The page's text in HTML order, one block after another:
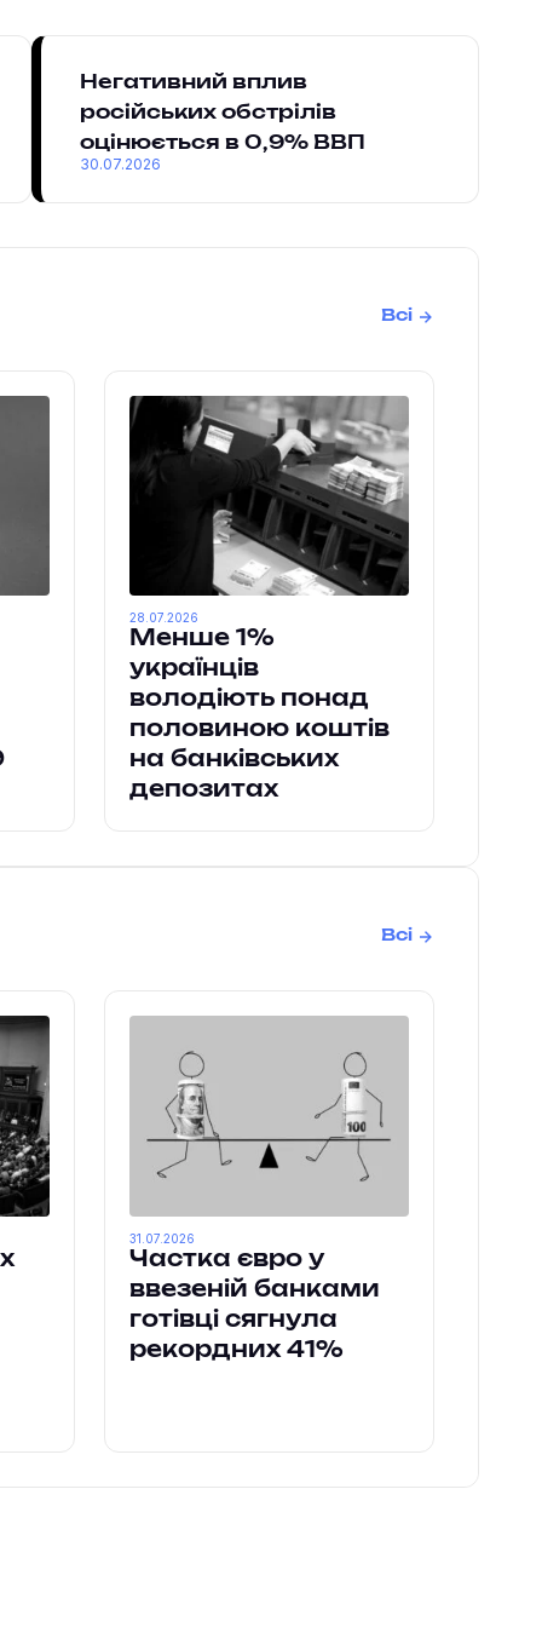
Негативний вплив
російських обстрілів
оцінюється в 0,9% ВВП
30.07.2026
Всі
Менше 1%
українців
володіють понад
половиною коштів
на банківських
депозитах
28.07.2026
Всі
Частка євро у
ввезеній банками
готівці сягнула
рекордних 41%
31.07.2026